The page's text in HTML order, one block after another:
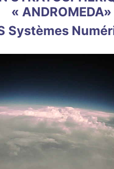
« ANDROMEDA»
Systèmes